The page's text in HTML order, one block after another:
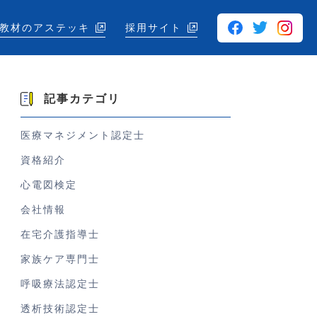
材のアステッキ 採用サイト
記事カテゴリ
医療マネジメント認定士
資格紹介
心電図検定
会社情報
在宅介護指導士
家族ケア専門士
呼吸療法認定士
透析技術認定士